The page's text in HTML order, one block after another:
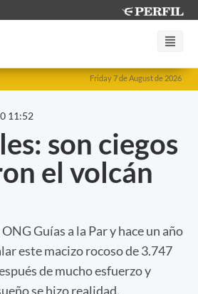
Friday 7 de August de 2026
11:52
son ciegos
el volcán
Guías a la Par y hace un año
este macizo rocoso de 3.747
de mucho esfuerzo y
se hizo realidad.